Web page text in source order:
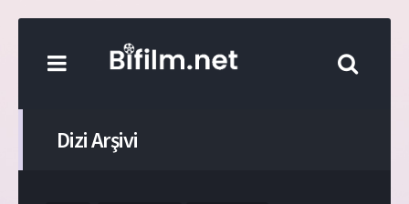
Dizi Arşivi